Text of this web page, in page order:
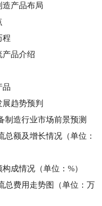
造产品布局
程
产品介绍
品
趋势预判
制造行业市场前景预测
总额及增长情况（单位：
成情况（单位：%）
总费用走势图（单位：万